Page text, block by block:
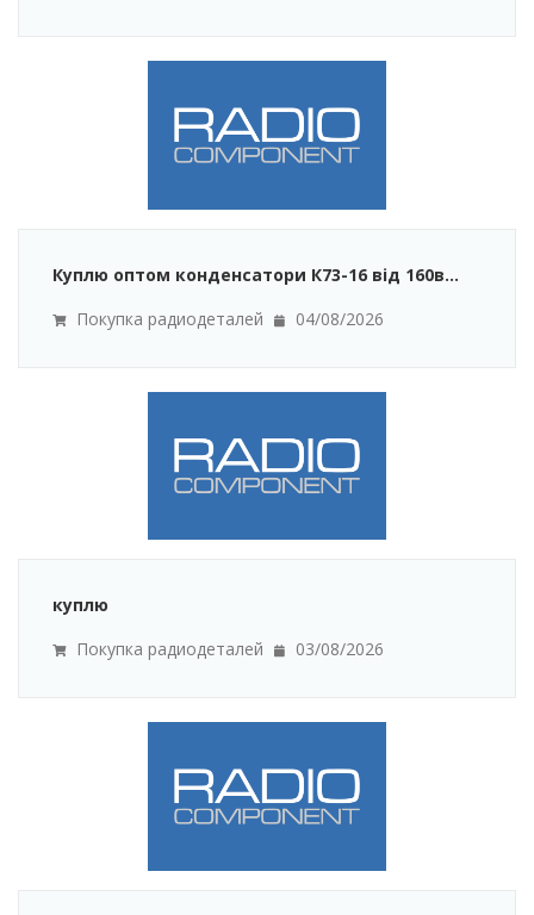
Куплю оптом конденсатори К73-16 від 160в...
Покупка радиодеталей
04/08/2026
куплю
Покупка радиодеталей
03/08/2026